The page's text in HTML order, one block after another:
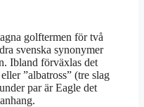
golftermen för två
svenska synonymer
Ibland förväxlas det
”albatross” (tre slag
par är Eagle det